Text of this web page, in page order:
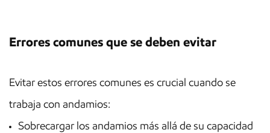
Errores comunes que se deben evitar
Evitar estos errores comunes es crucial cuando se
trabaja con andamios:
Sobrecargar los andamios más allá de su capacidad